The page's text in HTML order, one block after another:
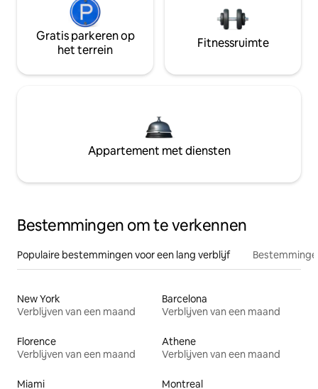
Gratis parkeren op
het terrein
Fitnessruimte
Appartement met diensten
Bestemmingen om te verkennen
Populaire bestemmingen voor een lang verblijf
New York
Verblijven van een maand
Barcelona
Verblijven van een maand
Florence
Verblijven van een maand
Athene
Verblijven van een maand
Miami Montreal